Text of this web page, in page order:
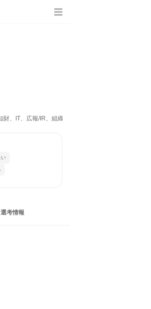
、IT、広報/IR、組織運営管理・公務員・事務系職種
い
選考情報